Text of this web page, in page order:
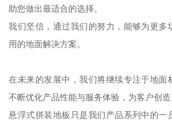
助您做出最适合的选择。
我们坚信，通过我们的努力，能够为更多
用的地面解决方案。
在未来的发展中，我们将继续专注于地面
不断优化产品性能与服务体验，为客户创造
悬浮式拼装地板只是我们产品系列中的一